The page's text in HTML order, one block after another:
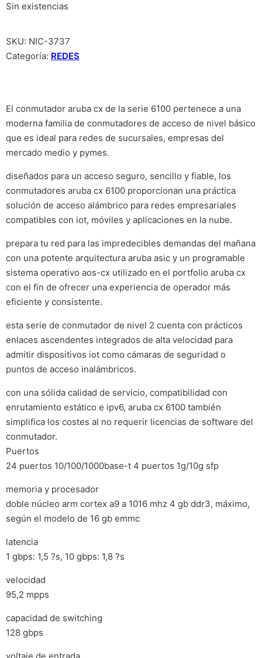
Sin existencias
SKU: NIC-3737
Categoría: REDES
El conmutador aruba cx de la serie 6100 pertenece a una
moderna familia de conmutadores de acceso de nivel básico
que es ideal para redes de sucursales, empresas del
mercado medio y pymes.
diseñados para un acceso seguro, sencillo y fiable, los
conmutadores aruba cx 6100 proporcionan una práctica
solución de acceso alámbrico para redes empresariales
compatibles con iot, móviles y aplicaciones en la nube.
prepara tu red para las impredecibles demandas del mañana
con una potente arquitectura aruba asic y un programable
sistema operativo aos-cx utilizado en el portfolio aruba cx
con el fin de ofrecer una experiencia de operador más
eficiente y consistente.
esta serie de conmutador de nivel 2 cuenta con prácticos
enlaces ascendentes integrados de alta velocidad para
admitir dispositivos iot como cámaras de seguridad o
puntos de acceso inalámbricos.
con una sólida calidad de servicio, compatibilidad con
enrutamiento estático e ipv6, aruba cx 6100 también
simplifica los costes al no requerir licencias de software del
conmutador.
Puertos
24 puertos 10/100/1000base-t 4 puertos 1g/10g sfp
memoria y procesador
doble núcleo arm cortex a9 a 1016 mhz 4 gb ddr3, máximo,
según el modelo de 16 gb emmc
latencia
1 gbps: 1,5 ?s, 10 gbps: 1,8 ?s
velocidad
95,2 mpps
capacidad de switching
128 gbps